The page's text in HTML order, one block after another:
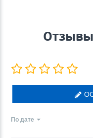
По дате